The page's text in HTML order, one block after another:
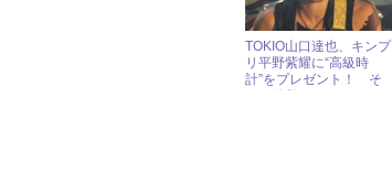
TOKIO山口達也、キンプ
リ平野紫耀に“高級時
計”をプレゼント！ そ